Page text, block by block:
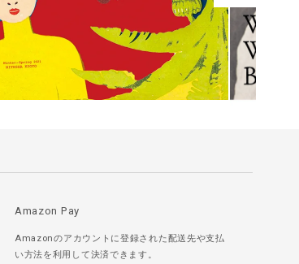
Amazon Pay
Amazonのアカウントに登録された配送先や支払
い方法を利用して決済できます。